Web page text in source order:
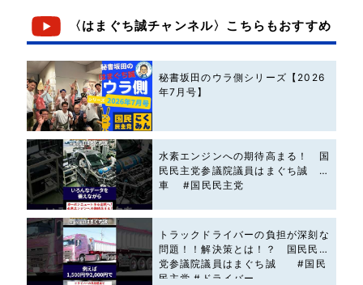
〈はまぐち誠チャンネル〉こちらもおすすめ
秘書坂田のウラ側シリーズ【2026
年7月号】
水素エンジンへの期待高まる！ 国
民民主党参議院議員はまぐち誠 #
車 #国民民主党
トラックドライバーの負担が深刻な
問題！！解決策とは！？ 国民民主
党参議院議員はまぐち誠 #国民
民主党 #ドライバー